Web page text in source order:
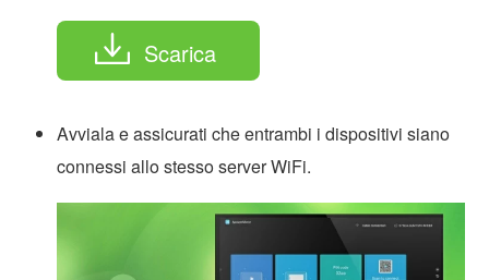
Scarica
Avviala e assicurati che entrambi i dispositivi siano
connessi allo stesso server WiFi.